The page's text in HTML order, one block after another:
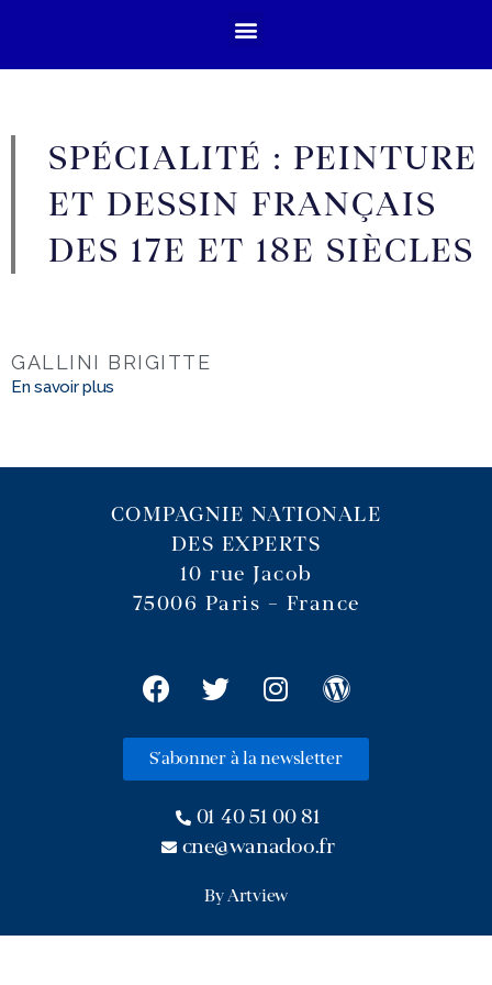
SPÉCIALITÉ : PEINTURE
ET DESSIN FRANÇAIS
DES 17E ET 18E SIÈCLES
GALLINI BRIGITTE
En savoir plus
COMPAGNIE NATIONALE
DES EXPERTS
10 rue Jacob
75006 Paris – France
S'abonner à la newsletter
01 40 51 00 81
cne@wanadoo.fr
By Artview